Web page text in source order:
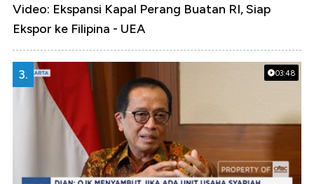
Video: Ekspansi Kapal Perang Buatan RI, Siap
Ekspor ke Filipina - UEA
03:48
3.